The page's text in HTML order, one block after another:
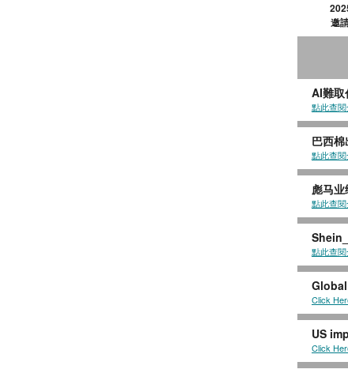
邀
AI難取
點此查
巴西
點此查
彪马
點此查
點此查
Click
US
Click